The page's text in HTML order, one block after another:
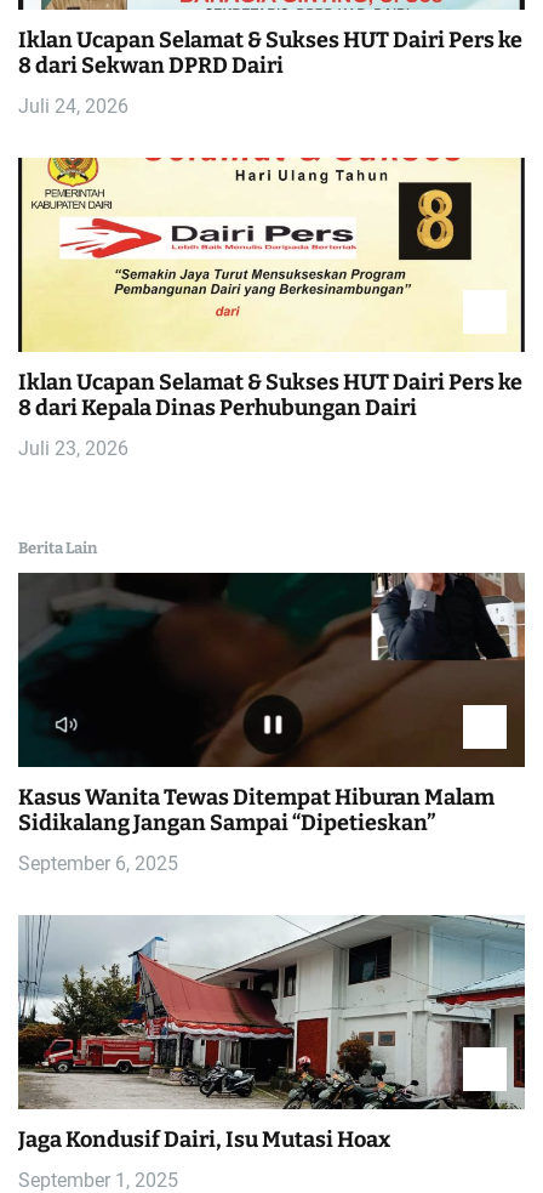
Iklan Ucapan Selamat & Sukses HUT Dairi Pers ke
8 dari Sekwan DPRD Dairi
Juli 24, 2026
Iklan Ucapan Selamat & Sukses HUT Dairi Pers ke
8 dari Kepala Dinas Perhubungan Dairi
Juli 23, 2026
Berita Lain
Kasus Wanita Tewas Ditempat Hiburan Malam
Sidikalang Jangan Sampai “Dipetieskan”
September 6, 2025
Jaga Kondusif Dairi, Isu Mutasi Hoax
September 1, 2025